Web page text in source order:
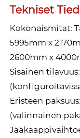
Tekniset
Kokonaismitat:
5995mm x
2600mm x
Sisäinen
Eristeen
(valinnainen